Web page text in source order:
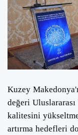
Kuzey
değeri
kalitesini
artırma hedefleri